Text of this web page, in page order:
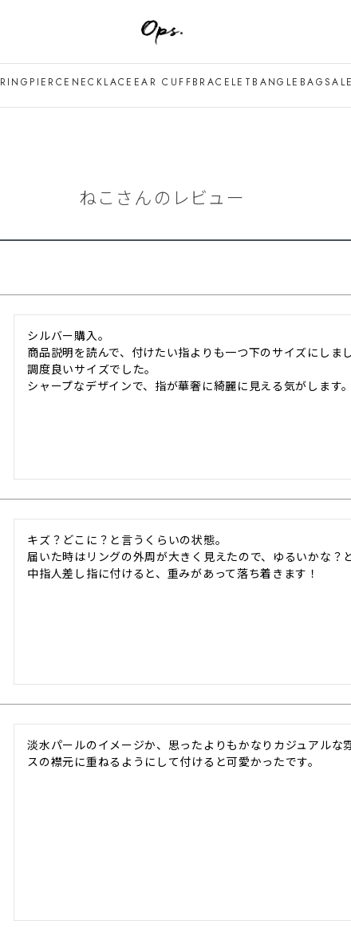
RING PIERCE NECKLACE EAR CUFFBRACELET BANGLE BAGSALE
ねこさんのレビュー
シルバー購入。
商品説明を読んで、付けたい指よりも一つ下のサイズにしま
調度良いサイズでした。
シャープなデザインで、指が華奢に綺麗に見える気がします。
キズ？どこに？と言うくらいの状態。
届いた時はリングの外周が大きく見えたので、ゆるいかな？
淡水パールのイメージか、思ったよりもかなりカジュアル
スの襟元に重ねるようにして付けると可愛かったです。